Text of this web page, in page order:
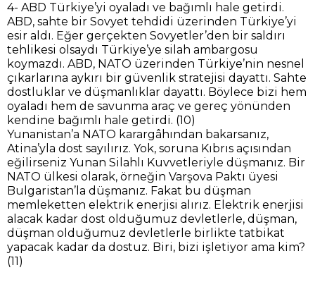
4- ABD Türkiye’yi oyaladı ve bağımlı hale getirdi.
ABD, sahte bir Sovyet tehdidi üzerinden Türkiye’yi
esir aldı. Eğer gerçekten Sovyetler’den bir saldırı
tehlikesi olsaydı Türkiye’ye silah ambargosu
koymazdı. ABD, NATO üzerinden Türkiye’nin nesnel
çıkarlarına aykırı bir güvenlik stratejisi dayattı. Sahte
dostluklar ve düşmanlıklar dayattı. Böylece bizi hem
oyaladı hem de savunma araç ve gereç yönünden
kendine bağımlı hale getirdi. (10)
Yunanistan’a NATO karargâhından bakarsanız,
Atina’yla dost sayılırız. Yok, soruna Kıbrıs açısından
eğilirseniz Yunan Silahlı Kuvvetleriyle düşmanız. Bir
NATO ülkesi olarak, örneğin Varşova Paktı üyesi
Bulgaristan’la düşmanız. Fakat bu düşman
memleketten elektrik enerjisi alırız. Elektrik enerjisi
alacak kadar dost olduğumuz devletlerle, düşman,
düşman olduğumuz devletlerle birlikte tatbikat
yapacak kadar da dostuz. Biri, bizi işletiyor ama kim?
(11)